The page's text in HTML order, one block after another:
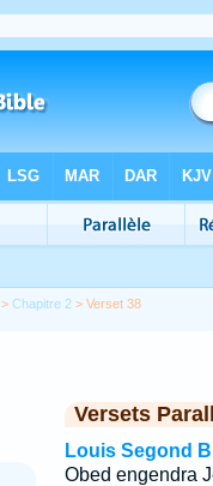
>Chapitre 2 > Verset 38
Versets
Louis Segond
Obed engendra